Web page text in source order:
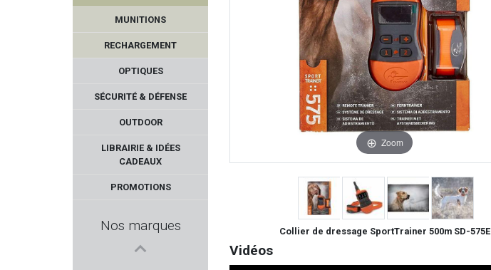
MUNITIONS
RECHARGEMENT
OPTIQUES
SÉCURITÉ & DÉFENSE
OUTDOOR
LIBRAIRIE & IDÉES
CADEAUX
PROMOTIONS
Nos marques
SWAB-ITS - BORE-WHIPS
REAL AVID
Zoom
Collier de dressage SportTrainer 500m SD-575E
Vidéos